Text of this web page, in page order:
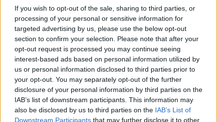
If you wish to opt-out of the sale, sharing to third parties, or
processing of your personal or sensitive information for
targeted advertising by us, please use the below opt-out
section to confirm your selection. Please note that after your
opt-out request is processed you may continue seeing
interest-based ads based on personal information utilized by
us or personal information disclosed to third parties prior to
your opt-out. You may separately opt-out of the further
disclosure of your personal information by third parties on the
IAB’s list of downstream participants. This information may
also be disclosed by us to third parties on the IAB’s List of
Downstream Participants that may further disclose it to other
1ο ΓΕΝΙΚΟ ΛΥΚΕΙΟ ΑΛΕΞΑΝΔΡΕΙΑΣ:
Διαδικασίες εγγραφής στην Α΄ τάξη –
ανανεώσεις εγγραφών – μετεγγραφές στα
ΕΠΑ.Λ.
ΕΚΠΑΙΔΕΥΣΗ Παρασκευή, 24 Ιουνίου 2022 10:37 ΠΜ Ο Πολίτης